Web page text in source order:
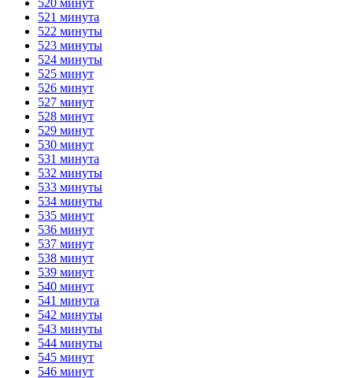
521 минута
522 минуты
523 минуты
524 минуты
525 минут
526 минут
527 минут
528 минут
529 минут
530 минут
531 минута
532 минуты
533 минуты
534 минуты
535 минут
536 минут
537 минут
538 минут
539 минут
540 минут
541 минута
542 минуты
543 минуты
544 минуты
545 минут
546 минут